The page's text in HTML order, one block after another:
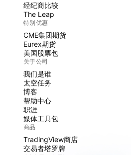
经纪商比较
The Leap
特别优惠
CME集团期货
Eurex期货
美国股票包
关于公司
我们是谁
太空任务
博客
帮助中心
职涯
媒体工具包
商品
TradingView商店
交易者塔罗牌